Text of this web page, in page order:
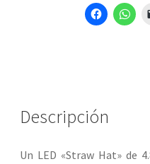
Descripción
Un LED «Straw Hat» de